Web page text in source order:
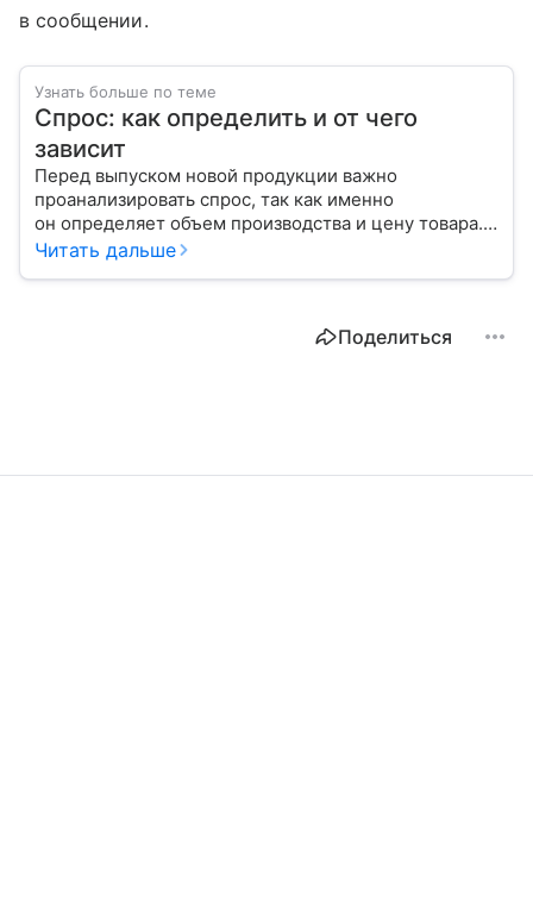
в сообщении.
Узнать больше по теме
Спрос: как определить и от чего
зависит
Перед выпуском новой продукции важно
проанализировать спрос, так как именно
он определяет объем производства и цену товара.
С помощью эксперта расскажем, как рассчитать
Читать дальше
Поделиться